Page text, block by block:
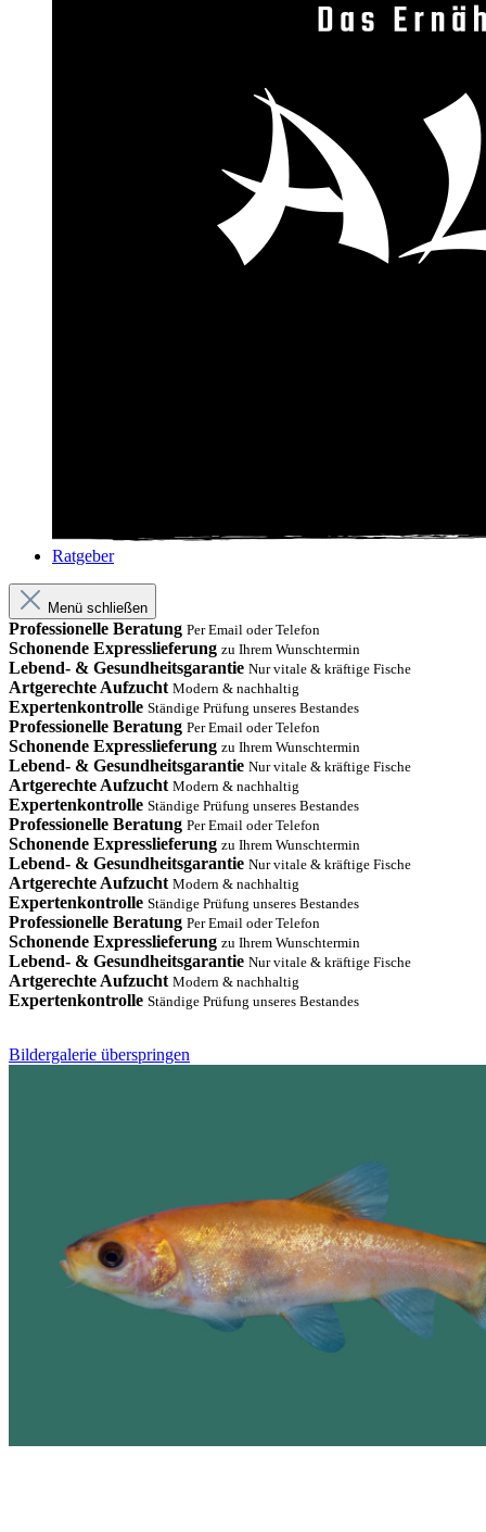
Ratgeber
Menü schließen
Professionelle Beratung Per Email oder Telefon
Schonende Expresslieferung zu Ihrem Wunschtermin
Lebend- & Gesundheitsgarantie Nur vitale & kräftige Fische
Artgerechte Aufzucht Modern & nachhaltig
Expertenkontrolle Ständige Prüfung unseres Bestandes
Professionelle Beratung Per Email oder Telefon
Schonende Expresslieferung zu Ihrem Wunschtermin
Lebend- & Gesundheitsgarantie Nur vitale & kräftige Fische
Artgerechte Aufzucht Modern & nachhaltig
Expertenkontrolle Ständige Prüfung unseres Bestandes
Professionelle Beratung Per Email oder Telefon
Schonende Expresslieferung zu Ihrem Wunschtermin
Lebend- & Gesundheitsgarantie Nur vitale & kräftige Fische
Artgerechte Aufzucht Modern & nachhaltig
Expertenkontrolle Ständige Prüfung unseres Bestandes
Professionelle Beratung Per Email oder Telefon
Schonende Expresslieferung zu Ihrem Wunschtermin
Lebend- & Gesundheitsgarantie Nur vitale & kräftige Fische
Artgerechte Aufzucht Modern & nachhaltig
Expertenkontrolle Ständige Prüfung unseres Bestandes
Bildergalerie überspringen